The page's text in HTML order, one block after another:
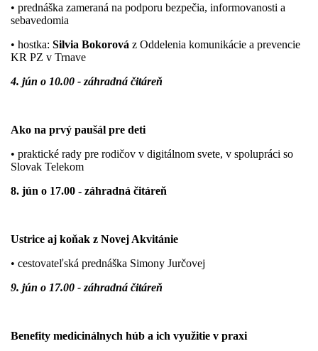
• prednáška zameraná na podporu bezpečia, informovanosti a
sebavedomia
• hostka: Silvia Bokorová z Oddelenia komunikácie a prevencie
KR PZ v Trnave
4. jún o 10.00 - záhradná čitáreň
Ako na prvý paušál pre deti
• praktické rady pre rodičov v digitálnom svete, v spolupráci so
Slovak Telekom
8. jún o 17.00 - záhradná čitáreň
Ustrice aj koňak z Novej Akvitánie
• cestovateľská prednáška Simony Jurčovej
9. jún o 17.00 - záhradná čitáreň
Benefity medicinálnych húb a ich využitie v praxi